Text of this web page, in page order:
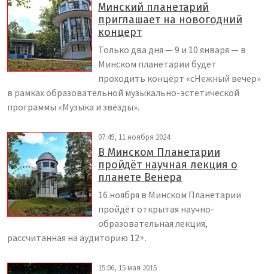
Минский планетарий
приглашает на новогодний
концерт
Только два дня — 9 и 10 января — в
Минском планетарии будет
проходить концерт «сНежный вечер»
в рамках образовательной музыкально-эстетической
программы «Музыка и звёзды».
07:49, 11 ноября 2024
В Минском Планетарии
пройдёт научная лекция о
планете Венера
16 ноября в Минском Планетарии
пройдёт открытая научно-
образовательная лекция,
рассчитанная на аудиторию 12+.
15:06, 15 мая 2015